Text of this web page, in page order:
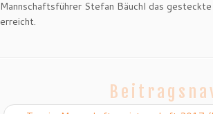
Mannschaftsführer Stefan Bäuchl das
erreicht.